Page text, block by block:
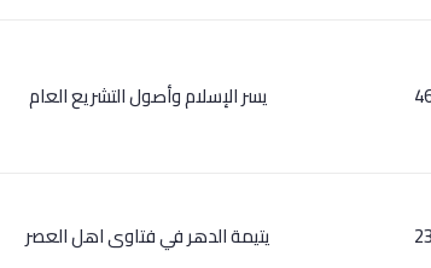
يسر الإسلام وأصول التشريع العام
يتيمة الدهر في فتاوى اهل العصر